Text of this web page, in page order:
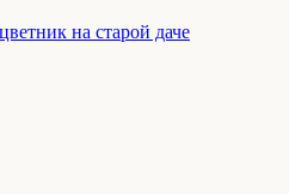
на старой даче